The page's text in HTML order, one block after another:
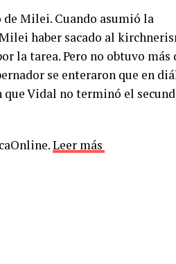
Milei. Cuando asumió la
haber sacado al
la tarea. Pero no obtuvo más
se enteraron que en
que Vidal no terminó el
Leer más